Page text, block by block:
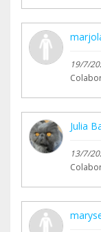
19/7/
Julia
13/7/